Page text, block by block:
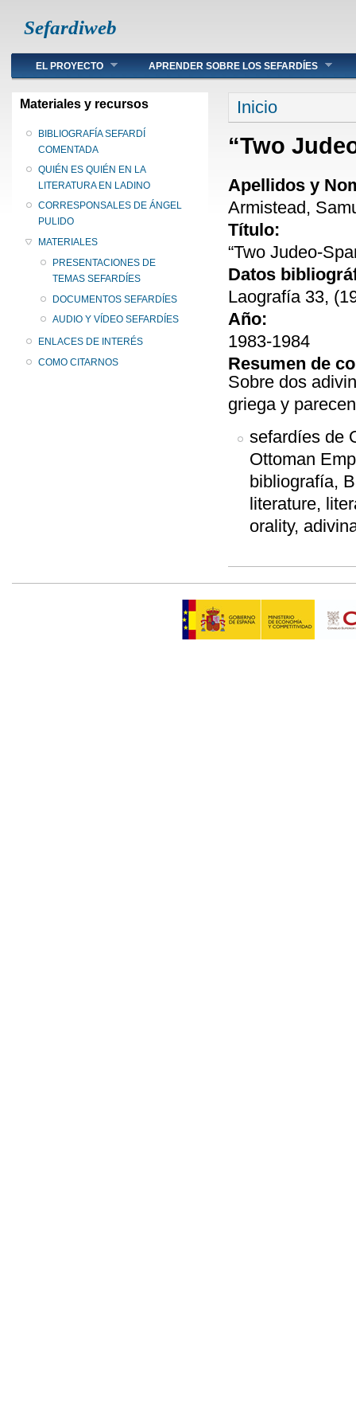
Sefardiweb
Main menu
EL PROYECTO APRENDER SOBRE LOS SEFARDÍES
Materiales y recursos
BIBLIOGRAFÍA SEFARDÍ
COMENTADA
QUIÉN ES QUIÉN EN LA
LITERATURA EN LADINO
CORRESPONSALES DE ÁNGEL
PULIDO
MATERIALES
PRESENTACIONES DE
TEMAS SEFARDÍES
DOCUMENTOS SEFARDÍES
AUDIO Y VÍDEO SEFARDÍES
ENLACES DE INTERÉS
COMO CITARNOS
Se encuentra
Inicio
“Two
Apellidos y
Armistead,
Título:
“Two Judeo-
Datos
Laografía 33,
Año:
1983-1984
Resumen de
Sobre dos
griega y
sefardíes de
Ottoman
bibliografía,
literature,
orality,